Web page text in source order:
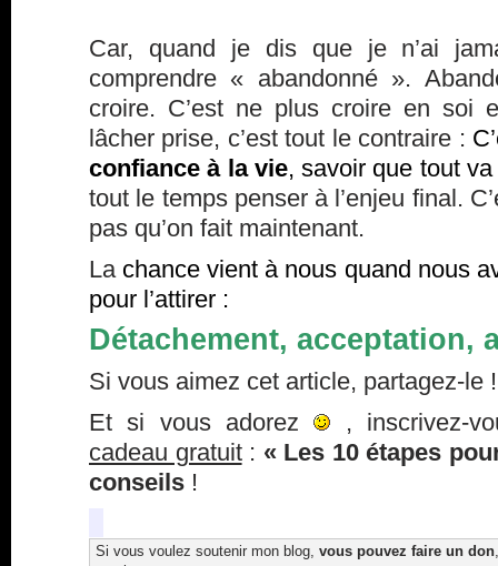
Car, quand je dis que je n’ai
comprendre « abandonné ».
croire. C’est ne plus croire en soi
lâcher prise, c’est tout le contraire :
confiance à la vie, savoir que tout va
tout le temps penser à l’enjeu final.
pas qu’on fait maintenant.
La chance vient à nous quand nous
pour l’attirer :
Détachement, acceptation,
Si vous aimez cet article, partagez-le !
Et si vous adorez
, inscrivez-
cadeau gratuit: « Les 10 étapes
conseils !
Si vous voulez soutenir mon blog, vous pouvez faire un don